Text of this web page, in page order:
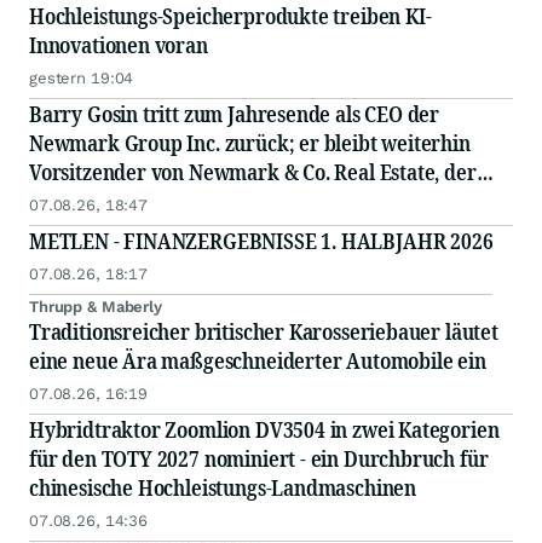
Hochleistungs-Speicherprodukte treiben KI-
Innovationen voran
gestern 19:04
Barry Gosin tritt zum Jahresende als CEO der
Newmark Group Inc. zurück; er bleibt weiterhin
Vorsitzender von Newmark & Co. Real Estate, der
operativen Gesellschaft von Newmark
07.08.26, 18:47
METLEN - FINANZERGEBNISSE 1. HALBJAHR 2026
07.08.26, 18:17
Thrupp & Maberly
Traditionsreicher britischer Karosseriebauer läutet
eine neue Ära maßgeschneiderter Automobile ein
07.08.26, 16:19
Hybridtraktor Zoomlion DV3504 in zwei Kategorien
für den TOTY 2027 nominiert - ein Durchbruch für
chinesische Hochleistungs-Landmaschinen
07.08.26, 14:36